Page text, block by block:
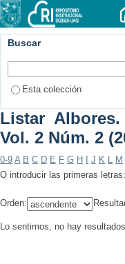
Buscar
Esta colección
Listar
Vol. 2 Núm. 2
0-9 A B C D E F G H J K L M
O introducir las primeras letras:
Orden:
Lo sentimos, no hay